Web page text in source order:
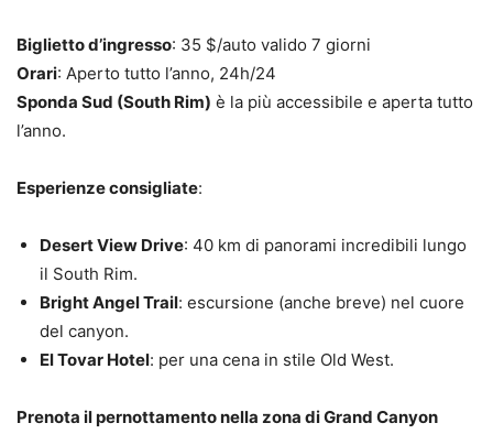
Biglietto d’ingresso: 35 $/auto valido 7 giorni
Orari: Aperto tutto l’anno, 24h/24
Sponda Sud (South Rim) è la più accessibile e aperta tutto
l’anno.
Esperienze consigliate:
Desert View Drive: 40 km di panorami incredibili lungo
il South Rim.
Bright Angel Trail: escursione (anche breve) nel cuore
del canyon.
El Tovar Hotel: per una cena in stile Old West.
Prenota il pernottamento nella zona di Grand Canyon